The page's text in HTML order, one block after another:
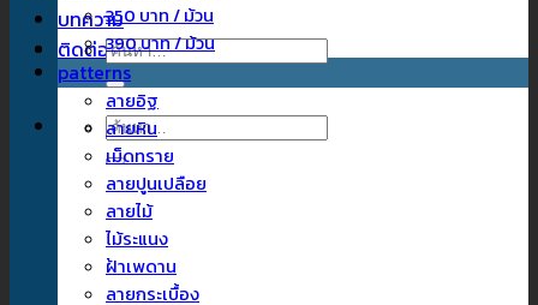
บทความ
ติดต่อเรา
ค้นหา:
ค้นหา:
350 บาท / ม้วน
390 บาท / ม้วน
patterns
ลายอิฐ
ลายหิน
เม็ดทราย
ลายปูนเปลือย
ลายไม้
ไม้ระแนง
ฝ้าเพดาน
ลายกระเบื้อง